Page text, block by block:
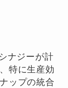
ナジーが計
特に生産効
ップの統合